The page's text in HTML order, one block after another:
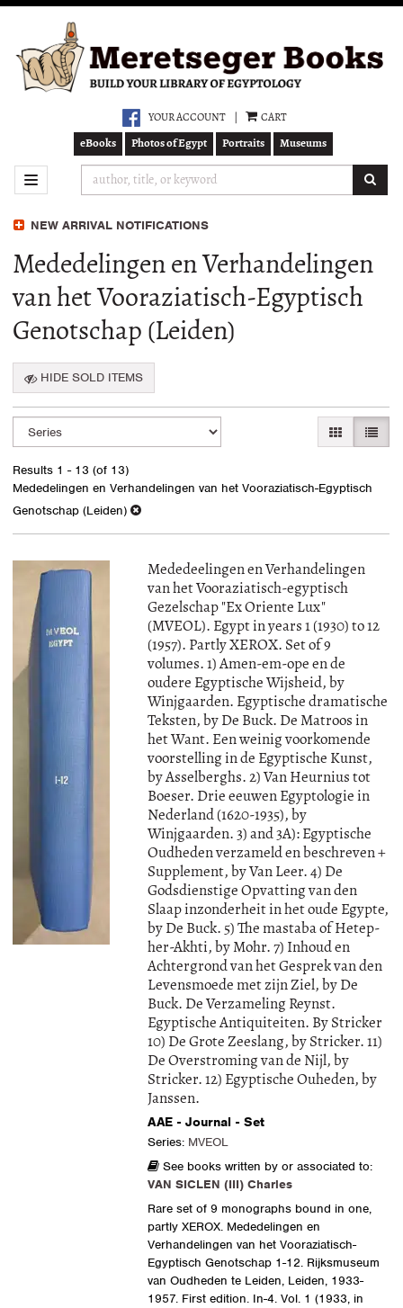
main
content
YOUR ACCOUNT CART
eBooks Photos of Egypt Portraits Museums
TOGGLE NAVIGATION
NEW ARRIVAL NOTIFICATIONS
Mededelingen en Verhandelingen
van het Vooraziatisch-Egyptisch
Genotschap (Leiden)
HIDE SOLD ITEMS
Refine
search
results
Skip
to
GALLERY
LIST
Results 1 - 13 (of 13)
Mededelingen en Verhandelingen van het Vooraziatisch-Egyptisch
Genotschap (Leiden)
Mededeelingen en Verhandelingen
van het Vooraziatisch-egyptisch
Gezelschap "Ex Oriente Lux"
(MVEOL). Egypt in years 1 (1930) to 12
(1957). Partly XEROX. Set of 9
volumes. 1) Amen-em-ope en de
oudere Egyptische Wijsheid, by
Winjgaarden. Egyptische dramatische
Teksten, by De Buck. De Matroos in
het Want. Een weinig voorkomende
voorstelling in de Egyptische Kunst,
by Asselberghs. 2) Van Heurnius tot
Boeser. Drie eeuwen Egyptologie in
Nederland (1620-1935), by
Winjgaarden. 3) and 3A): Egyptische
Oudheden verzameld en beschreven +
Supplement, by Van Leer. 4) De
Godsdienstige Opvatting van den
Slaap inzonderheit in het oude Egypte,
by De Buck. 5) The mastaba of Hetep-
her-Akhti, by Mohr. 7) Inhoud en
Achtergrond van het Gesprek van den
Levensmoede met zijn Ziel, by De
Buck. De Verzameling Reynst.
Egyptische Antiquiteiten. By Stricker
10) De Grote Zeeslang, by Stricker. 11)
De Overstroming van de Nijl, by
Stricker. 12) Egyptische Ouheden, by
Janssen.
AAE - Journal - Set
Series: MVEOL
See books written by or associated to:
VAN SICLEN (III) Charles
Rare set of 9 monographs bound in one,
partly XEROX. Mededelingen en
Verhandelingen van het Vooraziatisch-
Egyptisch Genotschap 1-12. Rijksmuseum
van Oudheden te Leiden, Leiden, 1933-
1957. First edition. In-4. Vol. 1 (1933, in